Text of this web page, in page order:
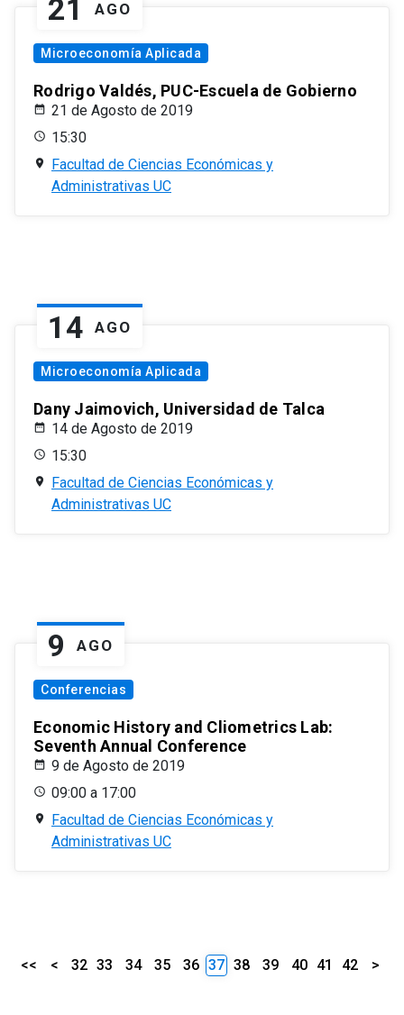
21 AGO
Microeconomía Aplicada
Rodrigo Valdés, PUC-Escuela de Gobierno
21 de Agosto de 2019
15:30
Facultad de Ciencias Económicas y
Administrativas UC
14 AGO
Microeconomía Aplicada
Dany Jaimovich, Universidad de Talca
14 de Agosto de 2019
15:30
Facultad de Ciencias Económicas y
Administrativas UC
9 AGO
Conferencias
Economic History and Cliometrics Lab:
Seventh Annual Conference
9 de Agosto de 2019
09:00 a 17:00
Facultad de Ciencias Económicas y
Administrativas UC
<< < 32 33 34 35 36 37 38 39 40 41 42 >